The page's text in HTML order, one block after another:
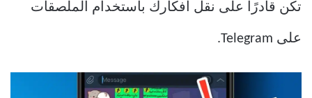
تكن قادرًا على نقل أفكارك باستخدام الملصقات
على Telegram.